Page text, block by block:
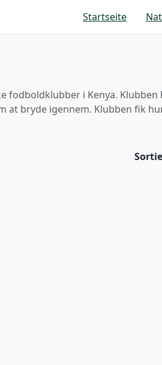
Startseite
i Kenya. Klubben
bryde igennem. Klubben fik